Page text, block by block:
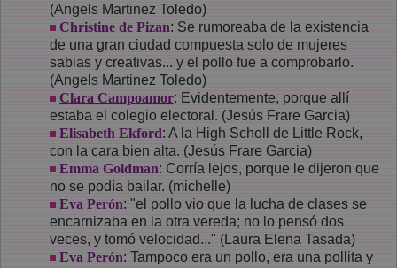
(Angels Martinez Toledo)
Christine de Pizan: Se rumoreaba de la existencia
de una gran ciudad compuesta solo de mujeres
sabias y creativas... y el pollo fue a comprobarlo.
(Angels Martinez Toledo)
Clara Campoamor: Evidentemente, porque allí
estaba el colegio electoral. (Jesús Frare Garcia)
Elisabeth Ekford: A la High Scholl de Little Rock,
con la cara bien alta. (Jesús Frare Garcia)
Emma Goldman: Corría lejos, porque le dijeron que
no se podía bailar. (michelle)
Eva Perón: "el pollo vio que la lucha de clases se
encarnizaba en la otra vereda; no lo pensó dos
veces, y tomó velocidad..." (Laura Elena Tasada)
Eva Perón: Tampoco era un pollo, era una pollita y